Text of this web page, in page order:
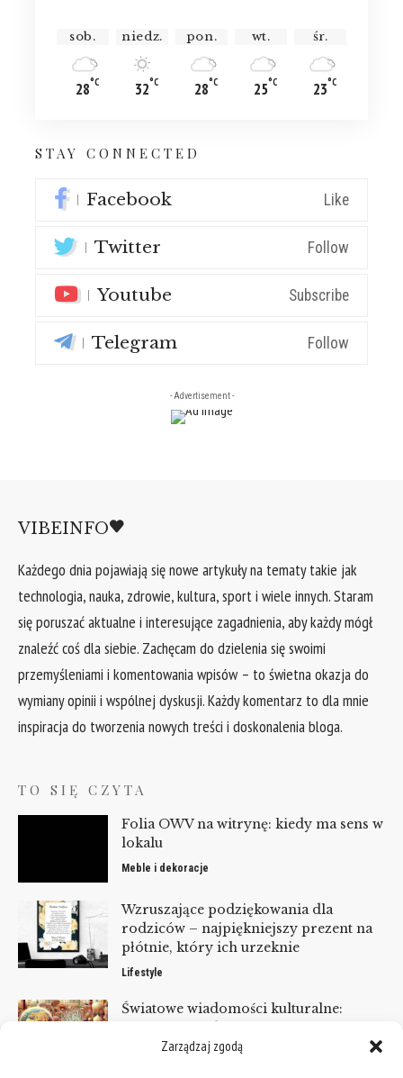
Zarządzaj zgodą
sob.
28°C
niedz.
32°C
pon.
28°C
wt.
25°C
śr.
23°C
STAY CONNECTED
Facebook Like
Twitter Follow
Youtube Subscribe
Telegram Follow
- Advertisement -
VIBEINFO
Każdego dnia pojawiają się nowe artykuły na tematy takie jak
technologia, nauka, zdrowie, kultura, sport i wiele innych. Staram
się poruszać aktualne i interesujące zagadnienia, aby każdy mógł
znaleźć coś dla siebie. Zachęcam do dzielenia się swoimi
przemyśleniami i komentowania wpisów – to świetna okazja do
wymiany opinii i wspólnej dyskusji. Każdy komentarz to dla mnie
inspiracja do tworzenia nowych treści i doskonalenia bloga.
TO SIĘ CZYTA
Folia OWV na witrynę: kiedy ma sens w
lokalu
Meble i dekoracje
Wzruszające podziękowania dla
rodziców – najpiękniejszy prezent na
płótnie, który ich urzeknie
Lifestyle
Światowe wiadomości kulturalne:
możesz przegapić